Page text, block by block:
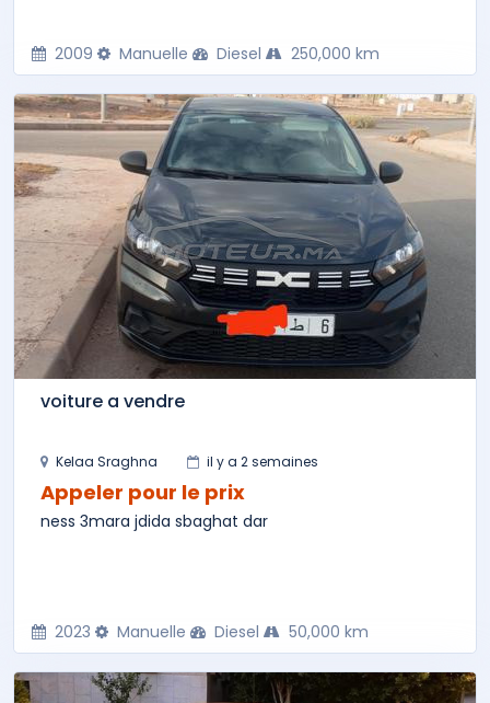
2009 Manuelle Diesel 250,000 km
voiture a vendre
Kelaa Sraghna il y a 2 semaines
Appeler pour le prix
ness 3mara jdida sbaghat dar
2023 Manuelle Diesel 50,000 km